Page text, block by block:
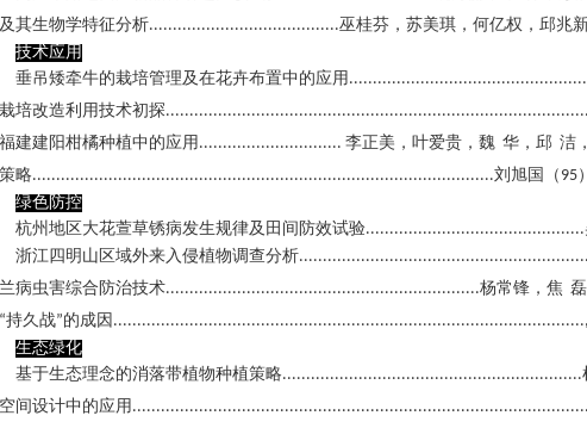
其生物学特征分析........................................巫桂芬，苏美琪，何亿权，邱兆
技术应用
垂吊矮牵牛的栽培管理及在花卉布置中的应用
培改造利用技术初探
建建阳柑橘种植中的应用 .............................. 李正美，叶爱贵，魏 华，邱 洁
略.................................................................................................刘旭国（ 95）
绿色防控
杭州地区大花萱草锈病发生规律及田间防效试验..............................................
浙江四明山区域外来入侵植物调查分析
病虫害综合防治技术..................................................................杨常锋，焦
“持久战”的成因
生态绿化
基于生态理念的消落带植物种植策略...............................................................
间设计中的应用